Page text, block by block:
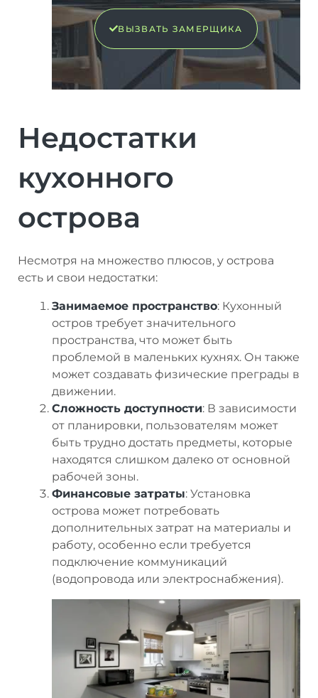
ВЫЗВАТЬ ЗАМЕРЩИКА
Недостатки
кухонного
острова
Несмотря на множество плюсов, у острова
есть и свои недостатки:
Занимаемое пространство: Кухонный
остров требует значительного
пространства, что может быть
проблемой в маленьких кухнях. Он также
может создавать физические преграды в
движении.
Сложность доступности: В зависимости
от планировки, пользователям может
быть трудно достать предметы, которые
находятся слишком далеко от основной
рабочей зоны.
Финансовые затраты: Установка
острова может потребовать
дополнительных затрат на материалы и
работу, особенно если требуется
подключение коммуникаций
(водопровода или электроснабжения).